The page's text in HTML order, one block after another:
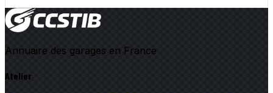
Annuaire des garages en France
Atelier